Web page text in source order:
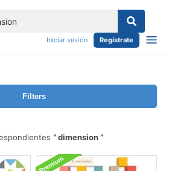
Iniciar sesión Regístrate
Filters
dimension